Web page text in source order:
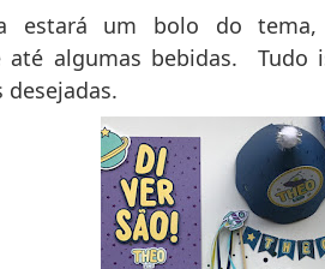
estará um bolo do tema,
até algumas bebidas.
desejadas.